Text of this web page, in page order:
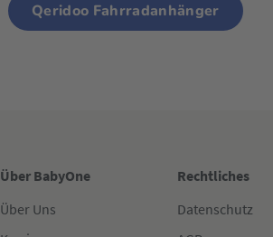
Qeridoo Fahrradanhänger
Über BabyOne
Über Uns
Rechtliches
Datenschutz